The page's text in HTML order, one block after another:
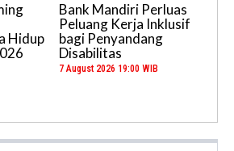
Hidup
Bank Mandiri Perluas
Peluang Kerja Inklusif
bagi Penyandang
Disabilitas
7 August 2026 19:00 WIB